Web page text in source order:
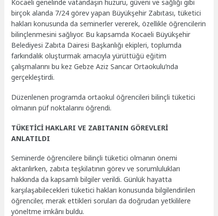
Kocaeli genelinde vatandaşın huzuru, güveni ve sağlığı gibi
birçok alanda 7/24 görev yapan Büyükşehir Zabıtası, tüketici
hakları konusunda da seminerler vererek, özellikle öğrencilerin
bilinçlenmesini sağlıyor. Bu kapsamda Kocaeli Büyükşehir
Belediyesi Zabıta Dairesi Başkanlığı ekipleri, toplumda
farkındalık oluşturmak amacıyla yürüttüğü eğitim
çalışmalarını bu kez Gebze Aziz Sancar Ortaokulu’nda
gerçekleştirdi.
Düzenlenen programda ortaokul öğrencileri bilinçli tüketici
olmanın püf noktalarını öğrendi.
TÜKETİCİ HAKLARI VE ZABITANIN GÖREVLERİ
ANLATILDI
Seminerde öğrencilere bilinçli tüketici olmanın önemi
aktarılırken, zabıta teşkilatının görev ve sorumlulukları
hakkında da kapsamlı bilgiler verildi. Günlük hayatta
karşılaşabilecekleri tüketici hakları konusunda bilgilendirilen
öğrenciler, merak ettikleri soruları da doğrudan yetkililere
yöneltme imkânı buldu.